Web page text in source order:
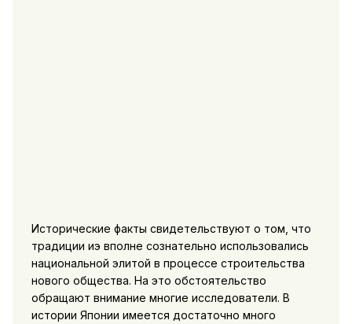
Исторические факты свидетельствуют о том, что
традиции иэ вполне сознательно использовались
национальной элитой в процессе строительства
нового общества. На это обстоятельство
обращают внимание многие исследователи. В
истории Японии имеется достаточно много